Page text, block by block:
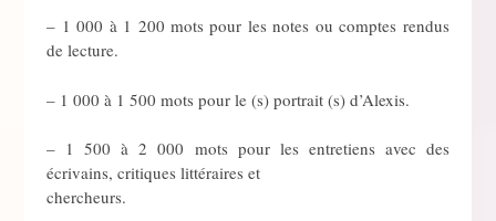
– 1 000 à 1 200 mots pour les notes ou comptes rendus
de lecture.
– 1 000 à 1 500 mots pour le (s) portrait (s) d’Alexis.
– 1 500 à 2 000 mots pour les entretiens avec des
écrivains, critiques littéraires et
chercheurs.